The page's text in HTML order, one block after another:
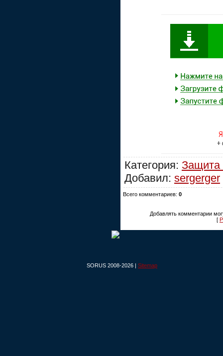
Категория: Защита
Добавил: sergerger
Всего комментариев: 0
Добавлять комментарии
[
SORUS 2008-2026 | Sitemap